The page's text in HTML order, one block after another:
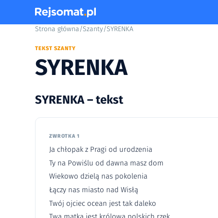
Strona główna/Szanty/SYRENKA
TEKST SZANTY
SYRENKA
SYRENKA – tekst
ZWROTKA 1
Ja chłopak z Pragi od urodzenia
Ty na Powiślu od dawna masz dom
Wiekowo dzielą nas pokolenia
Łączy nas miasto nad Wisłą
Twój ojciec ocean jest tak daleko